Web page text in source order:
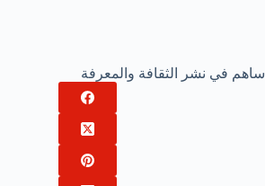
ساهم في نشر الثقافة والمعرفة